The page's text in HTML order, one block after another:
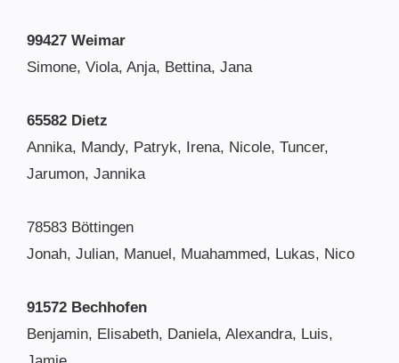
99427 Weimar
Simone, Viola, Anja, Bettina, Jana
65582 Dietz
Annika, Mandy, Patryk, Irena, Nicole, Tuncer,
Jarumon, Jannika
78583 Böttingen
Jonah, Julian, Manuel, Muahammed, Lukas, Nico
91572 Bechhofen
Benjamin, Elisabeth, Daniela, Alexandra, Luis,